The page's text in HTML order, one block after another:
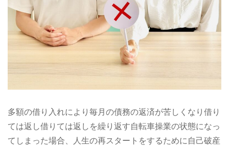
多額の借り入れにより毎月の債務の返済が苦しくなり借り
ては返し借りては返しを繰り返す自転車操業の状態になっ
てしまった場合、人生の再スタートをするために自己破産